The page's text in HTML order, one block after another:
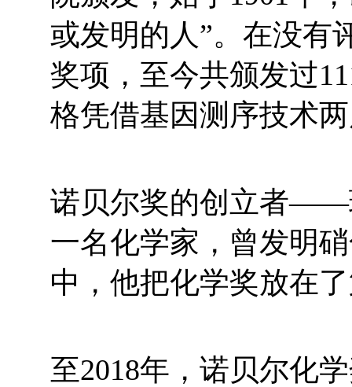
或发明的人”。在没有
奖项，至今共颁发过
格凭借基因测序技术
诺贝尔奖的创立者——
一名化学家，曾发明
中，他把化学奖放在
至2018年，诺贝尔化